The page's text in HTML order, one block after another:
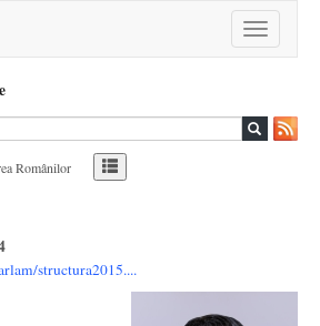
Toggle
navigation
Românilor
structura2015....